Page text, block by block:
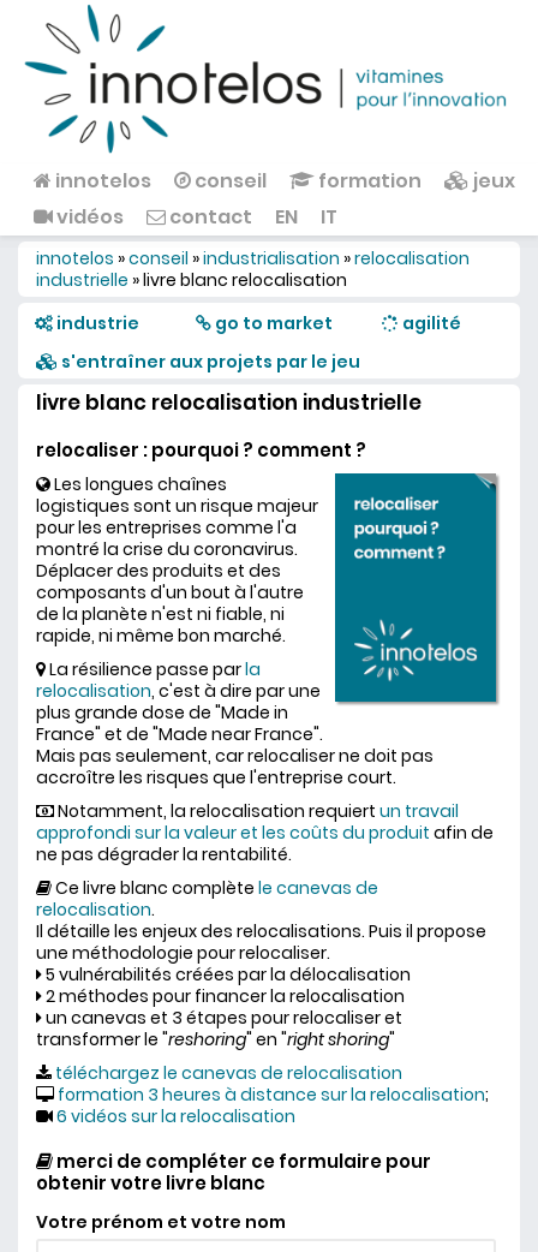
Aller au contenu principal
innotelos conseil formation
jeux
vidéos
contact EN IT
Vous êtes ici
innotelos »conseil »industrialisation »relocalisation
industrielle »livre blanc relocalisation
industrie
go to market
agilité
s'entraîner aux projets par le jeu
livre blanc relocalisation industrielle
relocaliser : pourquoi ? comment ?
Les longues chaînes
logistiques sont un risque majeur
pour les entreprises comme l'a
montré la crise du coronavirus.
Déplacer des produits et des
composants d'un bout à l'autre
de la planète n'est ni fiable, ni
rapide, ni même bon marché.
La résilience passe parla
relocalisation, c'est à dire par une
plus grande dose de "Made in
France" et de "Made near France".
Mais pas seulement, car relocaliser ne doit pas
accroître les risques que l'entreprise court.
Notamment, la relocalisation requiert un travail
approfondi sur la valeur et les coûts du produit afin de
ne pas dégrader la rentabilité.
Ce livre blanc complète le canevas de
relocalisation.
Il détaille les enjeux des relocalisations. Puis il propose
une méthodologie pour relocaliser.
5 vulnérabilités créées par la délocalisation
2 méthodes pour financer la relocalisation
un canevas et 3 étapes pour relocaliser et
transformer le "reshoring" en "right shoring"
téléchargez le canevas de relocalisation
formation 3 heures à distance sur la relocalisation;
6 vidéos sur la relocalisation
merci de compléter ce formulaire pour
obtenir votre livre blanc
Votre prénom et votre nom